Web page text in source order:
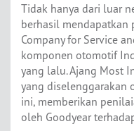
Tidak hanya dari luar
berhasil mendapatkan
Company for Service
komponen otomotif
yang lalu. Ajang Most
yang diselenggarakan
ini, memberikan
oleh Goodyear